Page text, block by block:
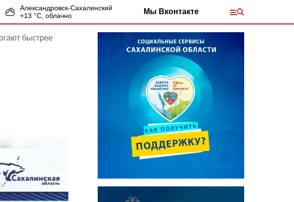
Александровск-Сахалинский
+13 °С, облачно Мы Вконтакте
быстрее